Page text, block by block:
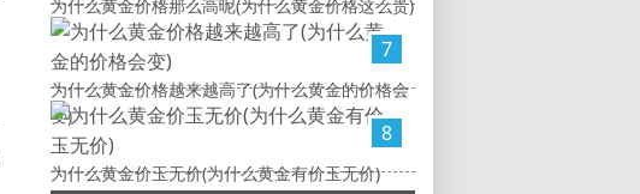
为什么黄金价格那么高呢(为什么黄金价格这么贵)
7
为什么黄金价格越来越高了(为什么黄金的价格会
变)
8
为什么黄金价玉无价(为什么黄金有价玉无价)